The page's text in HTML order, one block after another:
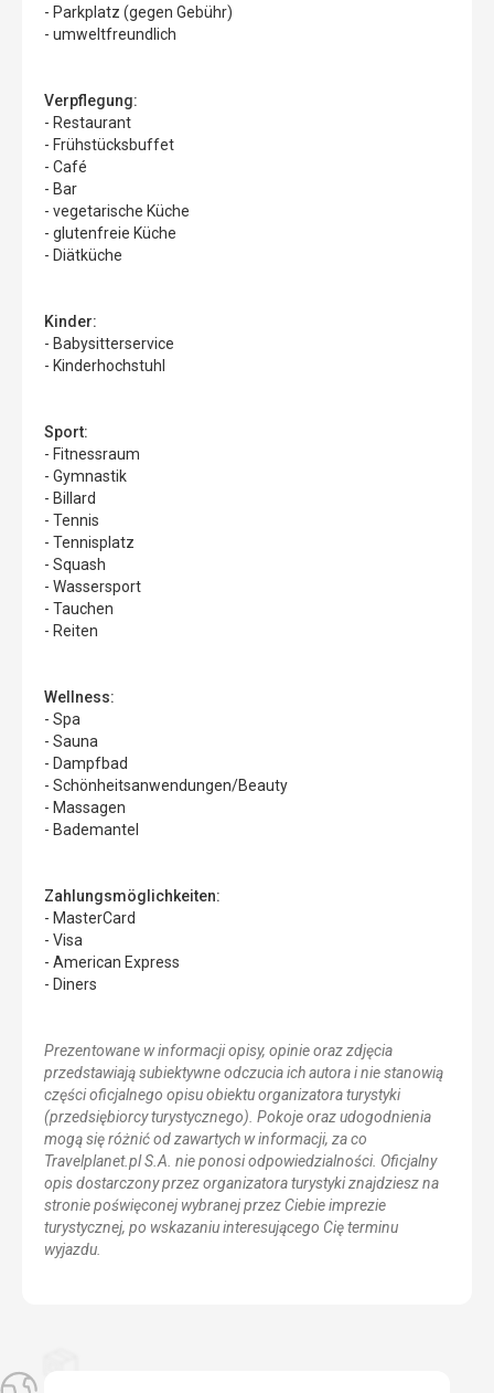
- Parkplatz (gegen Gebühr)
- umweltfreundlich
Verpflegung:
- Restaurant
- Frühstücksbuffet
- Café
- Bar
- vegetarische Küche
- glutenfreie Küche
- Diätküche
Kinder:
- Babysitterservice
- Kinderhochstuhl
Sport:
- Fitnessraum
- Gymnastik
- Billard
- Tennis
- Tennisplatz
- Squash
- Wassersport
- Tauchen
- Reiten
Wellness:
- Spa
- Sauna
- Dampfbad
- Schönheitsanwendungen/Beauty
- Massagen
- Bademantel
Zahlungsmöglichkeiten:
- MasterCard
- Visa
- American Express
- Diners
Prezentowane w informacji opisy, opinie oraz zdjęcia
przedstawiają subiektywne odczucia ich autora i nie stanowią
części oficjalnego opisu obiektu organizatora turystyki
(przedsiębiorcy turystycznego). Pokoje oraz udogodnienia
mogą się różnić od zawartych w informacji, za co
Travelplanet.pl S.A. nie ponosi odpowiedzialności. Oficjalny
opis dostarczony przez organizatora turystyki znajdziesz na
stronie poświęconej wybranej przez Ciebie imprezie
turystycznej, po wskazaniu interesującego Cię terminu
wyjazdu.